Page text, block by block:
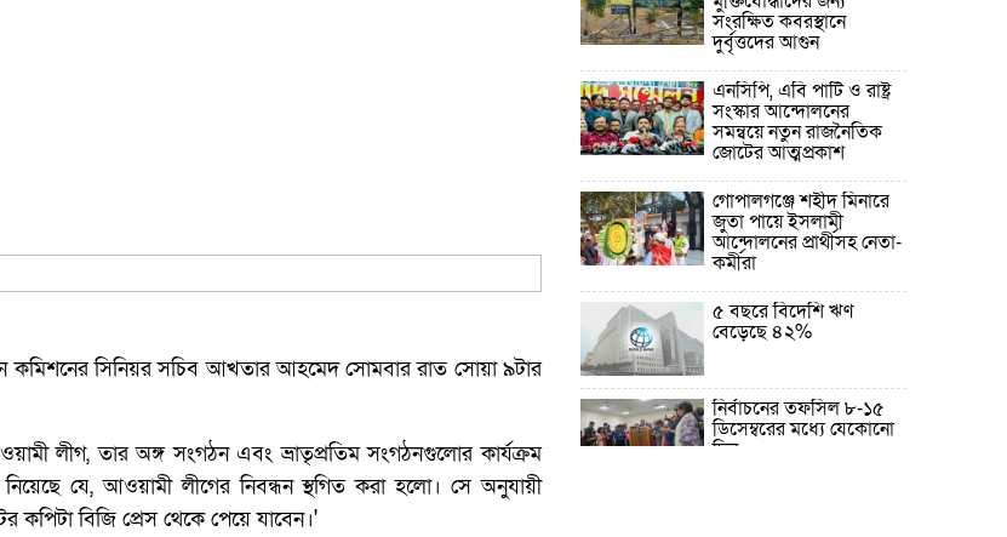
কমিশনের সিনিয়র সচিব আখতার আহমেদ সোমবার রাত সোয়া ৯টার
লীগ, তার অঙ্গ সংগঠন এবং ভ্রাতৃপ্রতিম সংগঠনগুলোর কার্যক্রম
যে, আওয়ামী লীগের নিবন্ধন স্থগিত করা হলো। সে অনুযায়ী
বিজি প্রেস থেকে পেয়ে যাবেন।'
সংরক্ষিত কবরস্থানে
দুর্বৃত্তদের আগুন
এনসিপি, এবি পার্টি ও রাষ্ট্র
সংস্কার আন্দোলনের
সমন্বয়ে নতুন রাজনৈতিক
জোটের আত্মপ্রকাশ
গোপালগঞ্জে শহীদ মিনারে
জুতা পায়ে ইসলামী
আন্দোলনের প্রার্থীসহ নেতা-
কর্মীরা
৫ বছরে বিদেশি ঋণ
বেড়েছে ৪২%
নির্বাচনের তফসিল ৮-১৫
ডিসেম্বরের মধ্যে যেকোনো
দিন